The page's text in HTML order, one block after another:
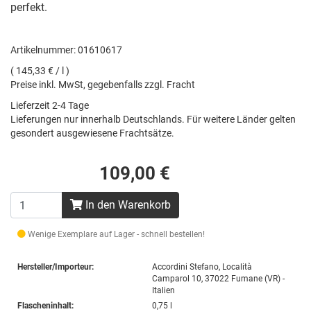
perfekt.
Artikelnummer: 01610617
( 145,33 € / l )
Preise inkl. MwSt, gegebenfalls zzgl. Fracht
Lieferzeit 2-4 Tage
Lieferungen nur innerhalb Deutschlands. Für weitere Länder gelten
gesondert ausgewiesene Frachtsätze.
109,00 €
In den Warenkorb
Wenige Exemplare auf Lager - schnell bestellen!
Hersteller/Importeur:
Accordini Stefano, Località
Camparol 10, 37022 Fumane (VR) -
Italien
Flascheninhalt:
0,75 l